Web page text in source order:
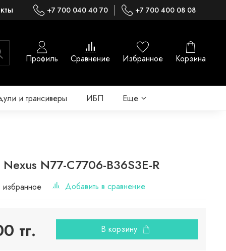
+7 700 040 40 70 +7 700 400 08 08
Профиль Сравнение Избранное Корзина
и трансиверы ИБП Еще
N77-C7706-B36S3E-R
избранное Добавить в сравнение
тг. В корзину